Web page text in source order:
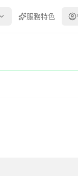
服務特色
料來源：台灣